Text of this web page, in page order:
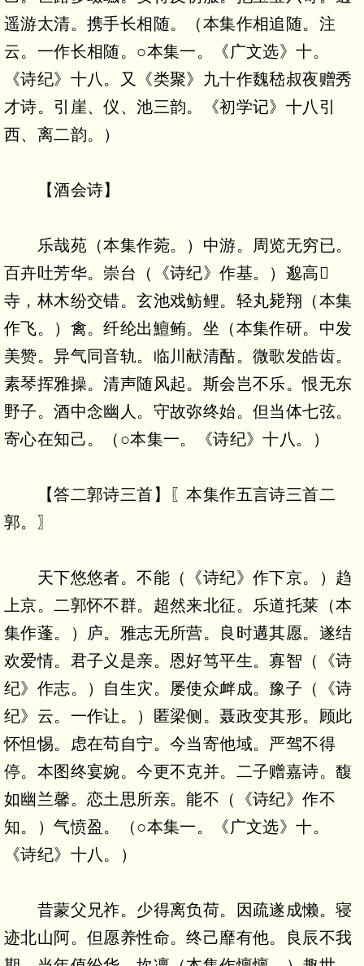
遥游太清。携手长相随。（本集作相追随。注
云。一作长相随。○本集一。《广文选》十。
《诗纪》十八。又《类聚》九十作魏嵇叔夜赠秀
才诗。引崖、仪、池三韵。《初学记》十八引
西、离二韵。）
【酒会诗】
乐哉苑（本集作菀。）中游。周览无穷已。
百卉吐芳华。崇台（《诗纪》作基。）邈高
寺，林木纷交错。玄池戏鲂鲤。轻丸毙翔（本集
作飞。）禽。纤纶出鱣鲔。坐（本集作研。中发
美赞。异气同音轨。临川献清酤。微歌发皓齿。
素琴挥雅操。清声随风起。斯会岂不乐。恨无东
野子。酒中念幽人。守故弥终始。但当体七弦。
寄心在知己。（○本集一。《诗纪》十八。）
【答二郭诗三首】〖本集作五言诗三首二
郭。〗
天下悠悠者。不能（《诗纪》作下京。）趋
上京。二郭怀不群。超然来北征。乐道托莱（本
集作蓬。）庐。雅志无所营。良时遘其愿。遂结
欢爱情。君子义是亲。恩好笃平生。寡智（《诗
纪》作志。）自生灾。屡使众衅成。豫子（《诗
纪》云。一作让。）匿梁侧。聂政变其形。顾此
怀怛惕。虑在苟自宁。今当寄他域。严驾不得
停。本图终宴婉。今更不克并。二子赠嘉诗。馥
如幽兰馨。恋土思所亲。能不（《诗纪》作不
知。）气愤盈。（○本集一。《广文选》十。
《诗纪》十八。）
昔蒙父兄祚。少得离负荷。因疏遂成懒。寝
迹北山阿。但愿养性命。终己靡有他。良辰不我